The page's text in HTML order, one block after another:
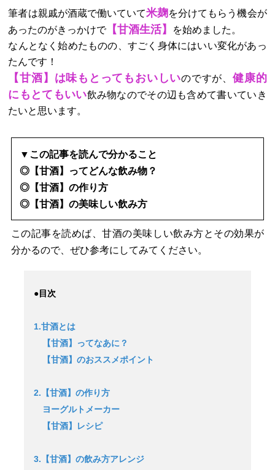
筆者は親戚が酒蔵で働いていて米麹を分けてもらう機会が
あったのがきっかけで【甘酒生活】
を始めました。
なんとなく始めたものの、すごく身体にはいい変化があっ
たんです！
【甘酒】は味もとってもおいしいのですが、 健康的
にもとてもいい飲み物なのでその辺も含めて書いていき
たいと思います。
▼この記事を読んで分かること
◎【甘酒】ってどんな飲み物？
◎【甘酒】の作り方
◎【甘酒】の美味しい飲み方
この記事を読めば、甘酒の美味しい飲み方とその効果が
分かるので、ぜひ参考にしてみてください。
●目次
1.甘酒とは
【甘酒】ってなあに？
【甘酒】のおススメポイント
2.【甘酒】の作り方
ヨーグルトメーカー
【甘酒】レシピ
3.【甘酒】の飲み方アレンジ